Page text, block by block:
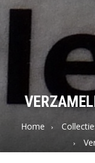
Home